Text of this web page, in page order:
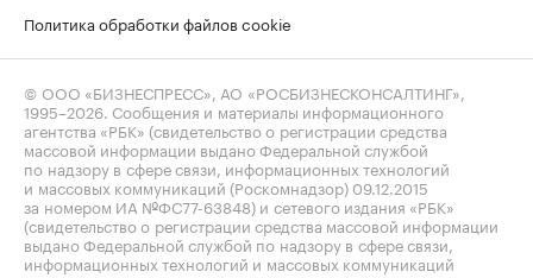
Политика обработки файлов cookie
© ООО «БИЗНЕСПРЕСС», АО «РОСБИЗНЕСКОНСАЛТИНГ»,
1995–2026. Сообщения и материалы информационного
агентства «РБК» (свидетельство о регистрации средства
массовой информации выдано Федеральной службой
по надзору в сфере связи, информационных технологий
и массовых коммуникаций (Роскомнадзор) 09.12.2015
за номером ИА №ФС77-63848) и сетевого издания «РБК»
(свидетельство о регистрации средства массовой информации
выдано Федеральной службой по надзору в сфере связи,
информационных технологий и массовых коммуникаций